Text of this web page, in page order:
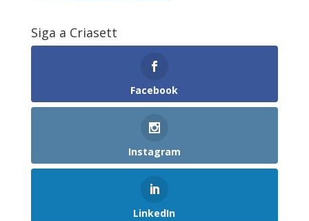
Siga a Criasett
Facebook
Instagram
LinkedIn